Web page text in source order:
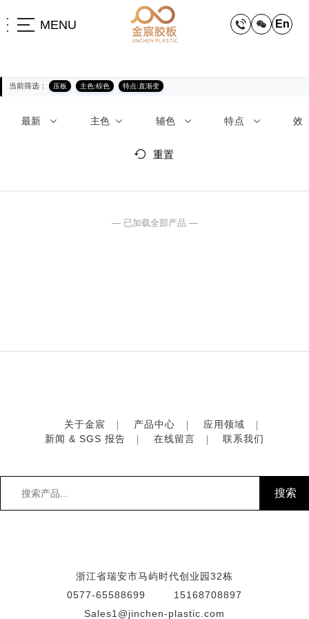
MENU En
当前筛选： 压板 主色:棕色 特点:直渐变
最新 主色 辅色 特点 效
重置
— 已加载全部产品 —
关于金宸 产品中心
应用领域
新闻 & SGS 报告
在线留言 联系我们
浙江省瑞安市马屿时代创业园32栋
0577-65588699
15168708897
Sales1@jinchen-plastic.com